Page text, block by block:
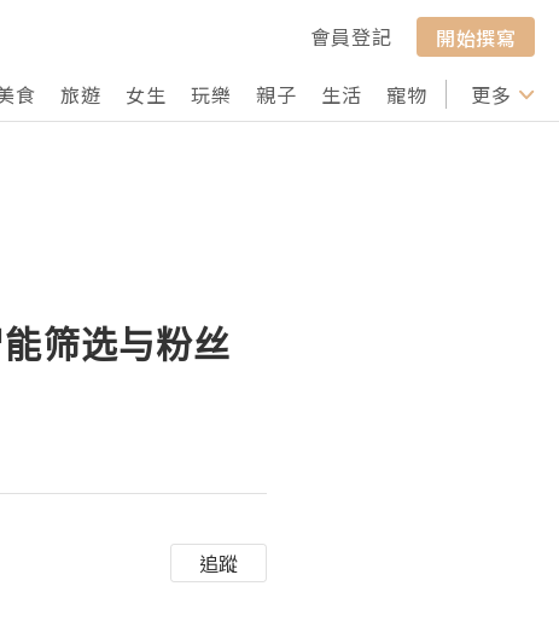
會員登記
開始撰寫
食 旅遊 女生 玩樂 親子 生活 寵物 行山 打卡
更多
筛选与粉丝
追蹤